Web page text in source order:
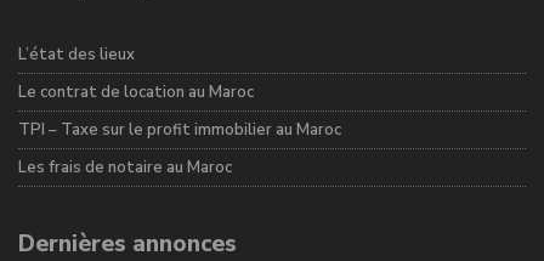
L’état des lieux
Le contrat de location au Maroc
TPI – Taxe sur le profit immobilier au Maroc
Les frais de notaire au Maroc
Dernières annonces